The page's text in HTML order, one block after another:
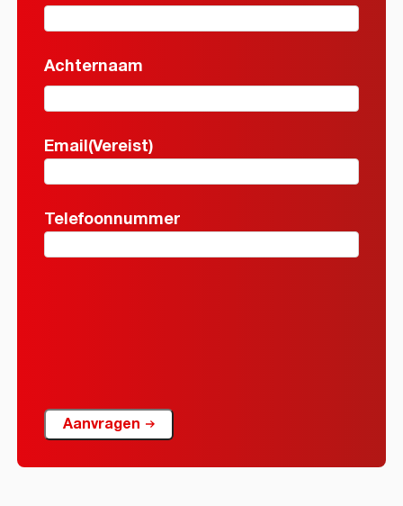
Achternaam
Email(Vereist)
Telefoonnummer
Aanvragen